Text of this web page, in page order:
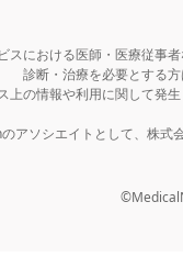
スにおける医師・医療従事
診断・治療を必要とする
上の情報や利用に関して発
アソシエイトとして、株式